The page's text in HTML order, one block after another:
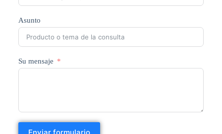
Asunto
Su mensaje
Enviar formulario